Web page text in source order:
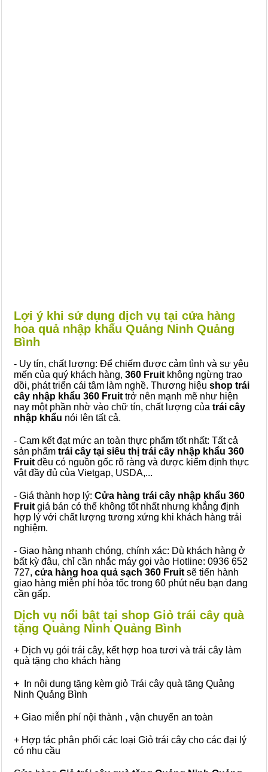
Lợi ý khi sử dụng dịch vụ tại cửa hàng
hoa quả nhập khẩu Quảng Ninh Quảng
Bình
- Uy tín, chất lượng: Để chiếm được cảm tình và sự yêu
mến của quý khách hàng, 360 Fruit không ngừng trao
dồi, phát triển cái tâm làm nghề. Thương hiệu shop trái
cây nhập khẩu 360 Fruit trở nên mạnh mẽ như hiện
nay một phần nhờ vào chữ tín, chất lượng của trái cây
nhập khẩu nói lên tất cả.
- Cam kết đạt mức an toàn thực phẩm tốt nhất: Tất cả
sản phẩm trái cây tại siêu thị trái cây nhập khẩu 360
Fruit đều có nguồn gốc rõ ràng và được kiểm định thực
vật đầy đủ của Vietgap, USDA,...
- Giá thành hợp lý: Cửa hàng trái cây nhập khẩu 360
Fruit giá bán có thể không tốt nhất nhưng khẳng định
hợp lý với chất lượng tương xứng khi khách hàng trải
nghiệm.
- Giao hàng nhanh chóng, chính xác: Dù khách hàng ở
bất kỳ đâu, chỉ cần nhắc máy gọi vào Hotline: 0936 652
727, cửa hàng hoa quả sạch 360 Fruit sẽ tiến hành
giao hàng miễn phí hỏa tốc trong 60 phút nếu bạn đang
cần gấp.
Dịch vụ nổi bật tại shop Giỏ trái cây quà
tặng Quảng Ninh Quảng Bình
+ Dịch vụ gói trái cây, kết hợp hoa tươi và trái cây làm
quà tặng cho khách hàng
+ In nội dung tặng kèm giỏ Trái cây quà tặng Quảng
Ninh Quảng Bình
+ Giao miễn phí nội thành , vận chuyển an toàn
+ Hợp tác phân phối các loại Giỏ trái cây cho các đại lý
có nhu cầu